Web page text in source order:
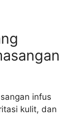
infus
kulit, dan